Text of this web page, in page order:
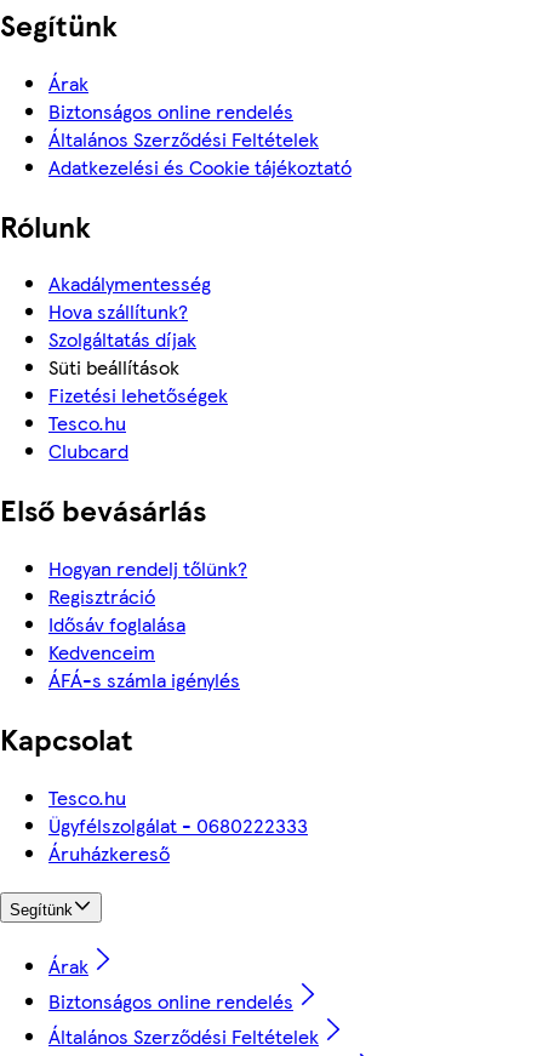
Segítünk
Árak
Biztonságos online rendelés
Általános Szerződési Feltételek
Adatkezelési és Cookie tájékoztató
Rólunk
Akadálymentesség
Hova szállítunk?
Szolgáltatás díjak
Süti beállítások
Fizetési lehetőségek
Tesco.hu
Clubcard
Első bevásárlás
Hogyan rendelj tőlünk?
Regisztráció
Idősáv foglalása
Kedvenceim
ÁFÁ-s számla igénylés
Kapcsolat
Tesco.hu
Ügyfélszolgálat - 0680222333
Áruházkereső
Segítünk
Árak
Biztonságos online rendelés
Általános Szerződési Feltételek